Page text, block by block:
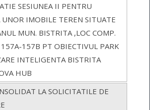
SESIUNEA II PENTRU
UNOR IMOBILE TEREN SITUATE
MUN. BISTRITA ,LOC COMP.
157B PT OBIECTIVUL PARK
INTELIGENTA BISTRITA
HUB
LA SOLICITATILE DE